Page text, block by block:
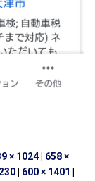
× 1024
658 ×
600 × 1401